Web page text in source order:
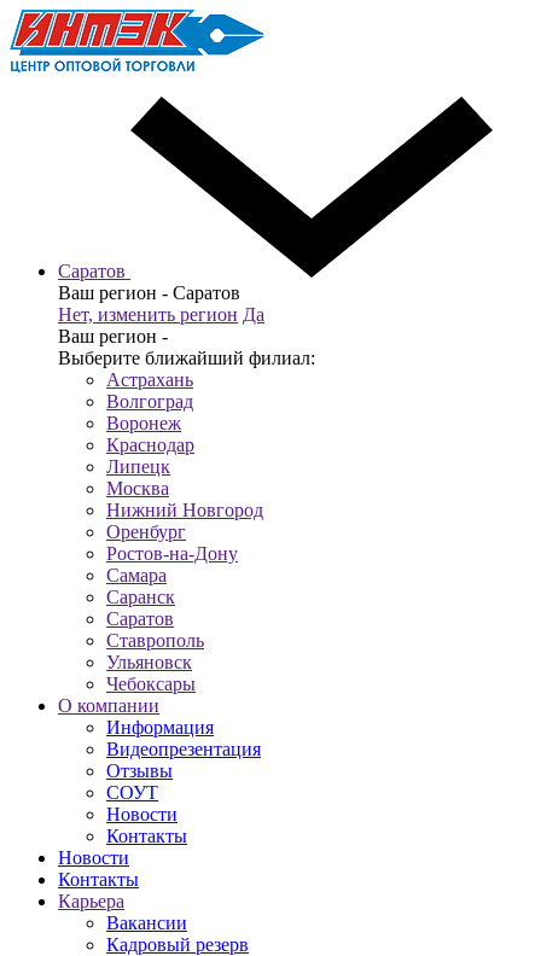
Саратов
Ваш регион - Саратов
Нет, изменить регион Да
Ваш регион -
Выберите ближайший филиал:
Астрахань
Волгоград
Воронеж
Краснодар
Липецк
Москва
Нижний Новгород
Оренбург
Ростов-на-Дону
Самара
Саранск
Саратов
Ставрополь
Ульяновск
Чебоксары
О компании
Информация
Видеопрезентация
Отзывы
СОУТ
Новости
Контакты
Новости
Контакты
Карьера
Вакансии
Кадровый резерв